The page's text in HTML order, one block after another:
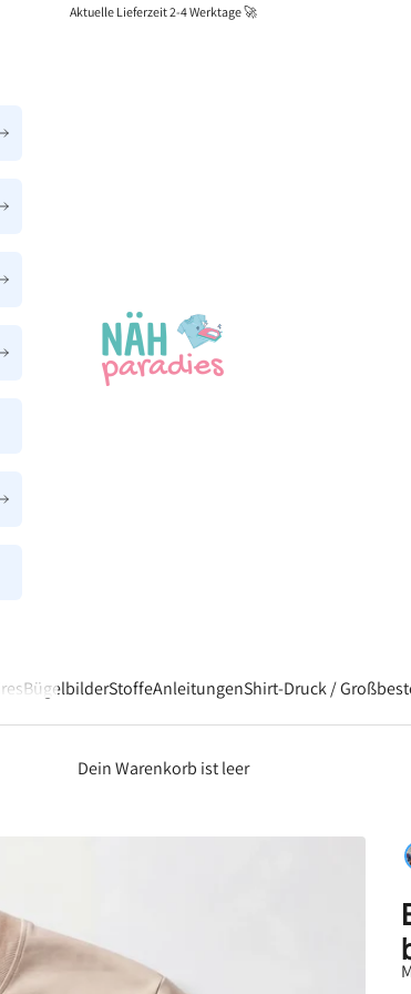
Aktuelle Lieferzeit 2-4 Werktage 🚀
Näh-Paradies
BügelbilderStoffeAnleitungenShirt-Druck /
Dein Warenkorb ist leer